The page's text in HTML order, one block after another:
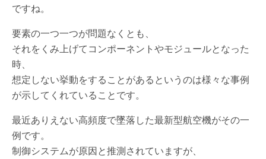
ですね。
要素の一つ一つが問題なくとも、
それをくみ上げてコンポーネントやモジュールとなった
時、
想定しない挙動をすることがあるというのは様々な事例
が示してくれていることです。
最近ありえない高頻度で墜落した最新型航空機がその一
例です。
制御システムが原因と推測されていますが、